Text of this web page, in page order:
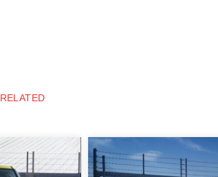
後のキャンセルや変更は不可となります
確認ください。
ラー等の大型商品は、個人宅への直送
、メーカーによっては個人宅直送・営
RELATED